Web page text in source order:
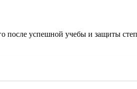
после успешной учебы и защиты